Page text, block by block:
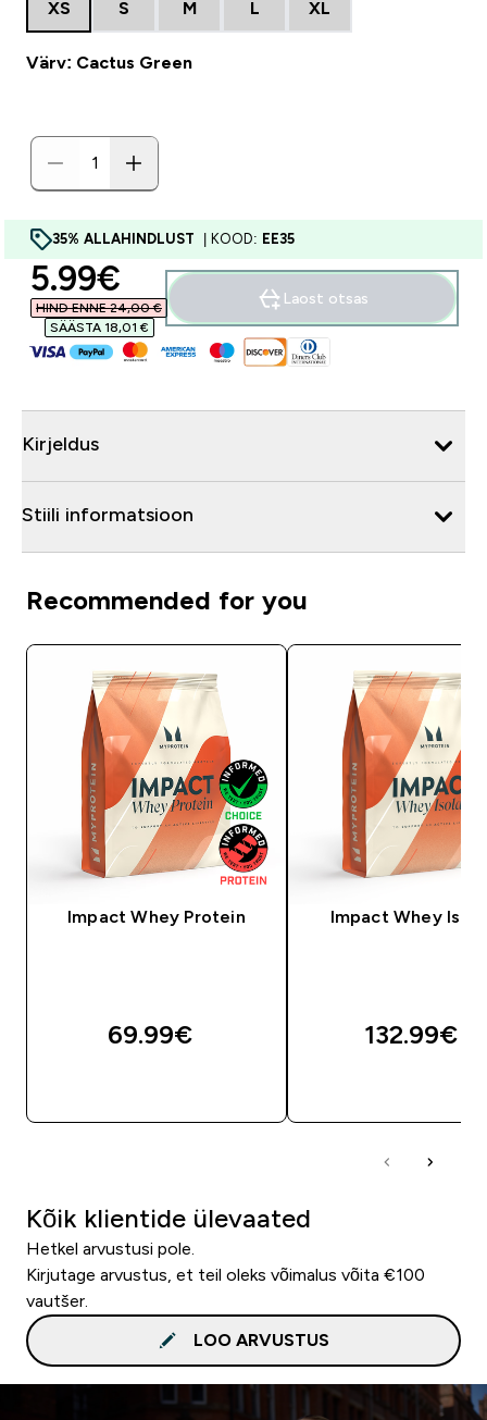
XS S M L XL
Värv: Cactus Green
35% ALLAHINDLUST | KOOD: EE35
discounted price
5.99€‎
HIND ENNE 24,00 €‎
SÄÄSTA 18,01 €‎
Laost otsas
Kirjeldus
Stiili informatsioon
Recommended for you
Impact Whey Protein
69.99€‎
Impact Whey
132.99€‎
Kõik klientide ülevaated
Hetkel arvustusi pole.
Kirjutage arvustus, et teil oleks võimalus võita €100
vautšer.
LOO ARVUSTUS